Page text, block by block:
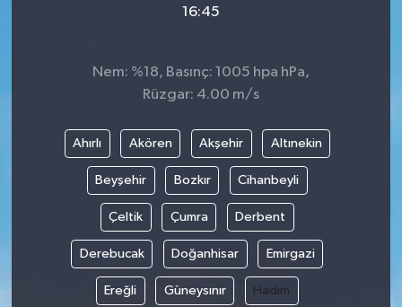
16:45
Nem: %18, Basınç: 1005 hpa hPa,
Rüzgar: 4.00 m/s
Ahırlı Akören Akşehir Altınekin
Beyşehir Bozkır Cihanbeyli
Çeltik Çumra Derbent
Derebucak Doğanhisar Emirgazi
Ereğli Güneysınır Hadim